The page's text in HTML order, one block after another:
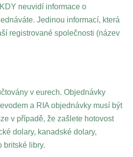
neuvidí informace o
Jedinou informací, která
registrované společnosti (název
v eurech. Objednávky
a RIA objednávky musí být
v případě, že zašlete hotovost
dolary, kanadské dolary,
britské libry.